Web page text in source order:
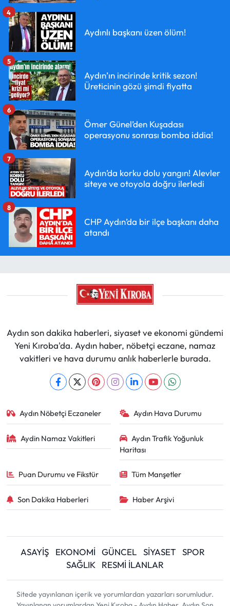
Aydınlı başkanı üzen ölüm!
4
Aydın’ın incirinde kritik sezon!
Üreticinin gözü şimdi fiyatta
5
Ömer Günel’den Kuşadası
operasyonu sonrası bomba iddia!
6
Aydın’da korku dolu yangın! Alevler
siteye ve otoyola doğru ilerledi
7
CHP Aydın’da bir ilçe başkanı daha
atandı
8
Aydın son dakika haberleri, siyaset ve ekonomi gündemi
Yeni Kıroba'da. Aydın haber, nöbetçi eczane, namaz
vakitleri ve hava durumu anlık haberlerle burada.
Aydın Nöbetçi Eczaneler Aydın Hava Durumu
Aydin Namaz Vakitleri
Aydın Trafik Yoğunluk
Haritası
Puan Durumu ve Fikstür Tüm Manşetler
Son Dakika Haberleri Haber Arşivi
ASAYİŞ EKONOMİ GÜNCEL SİYASET
SPOR
SAĞLIK
RESMİ İLANLAR
Sitede yayınlanan içerik ve yorumlardan yazarları sorumludur.